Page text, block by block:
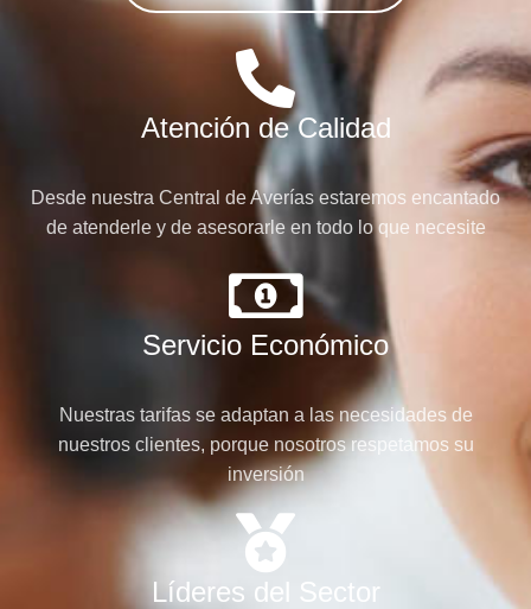
Atención de Calidad
Desde nuestra Central de Averías estaremos encantado
de atenderle y de asesorarle en todo lo que necesite
Servicio Económico
Nuestras tarifas se adaptan a las necesidades de
nuestros clientes, porque nosotros respetamos su
inversión
Líderes del Sector